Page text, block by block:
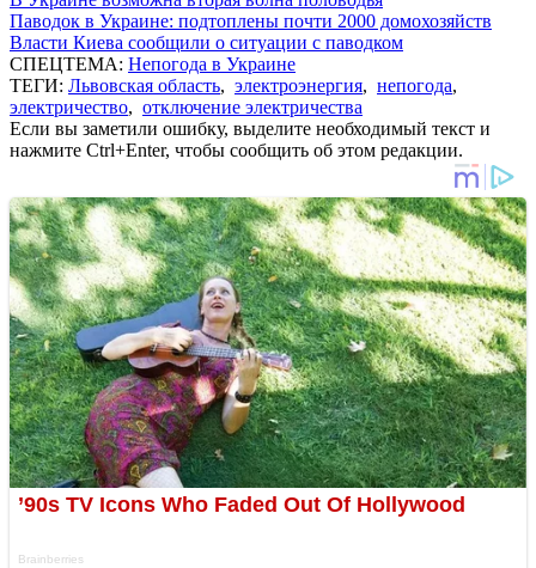
Паводок в Украине: подтоплены почти 2000 домохозяйств
Власти Киева сообщили о ситуации с паводком
СПЕЦТЕМА: Непогода в Украине
ТЕГИ: Львовская область, электроэнергия, непогода,
электричество, отключение электричества
Если вы заметили ошибку, выделите необходимый текст и
нажмите Ctrl+Enter, чтобы сообщить об этом редакции.